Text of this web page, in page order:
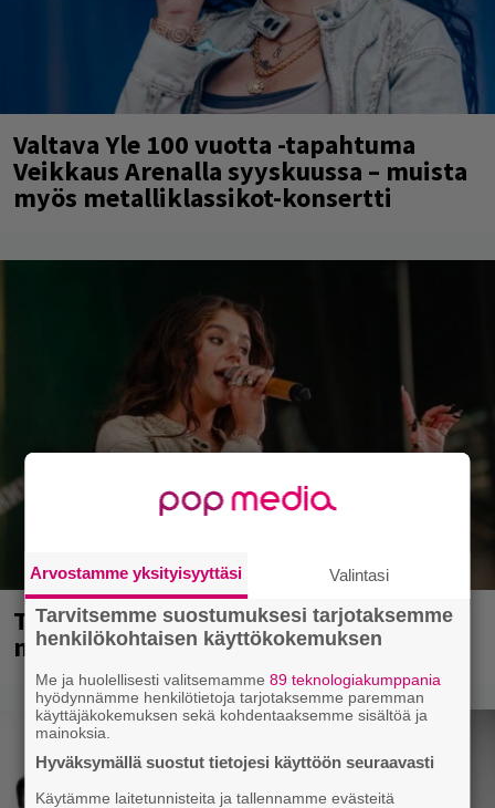
Valtava Yle 100 vuotta -tapahtuma
Veikkaus Arenalla syyskuussa – muista
myös metalliklassikot-konsertti
Tampereella sunnuntaina superpäivä –
nämä artistit mukana
Arvostamme yksityisyyttäsi Valintasi
Tarvitsemme suostumuksesi tarjotaksemme
henkilökohtaisen käyttökokemuksen
Me ja huolellisesti valitsemamme89 teknologiakumppania
hyödynnämme henkilötietoja tarjotaksemme paremman
käyttäjäkokemuksen sekä kohdentaaksemme sisältöä ja
mainoksia.
Hyväksymällä suostut tietojesi käyttöön seuraavasti
Käytämme laitetunnisteita ja tallennamme evästeitä